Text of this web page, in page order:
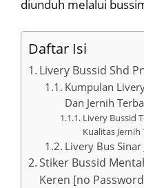
diunduh melalui
Daftar Isi
Livery Bussid Shd
Kumpulan
Dan Jernih
Livery Bussid
Kualitas
Livery Bus Sinar
Stiker Bussid
Keren [no